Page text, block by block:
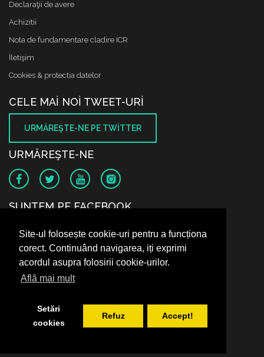
Site-ul folosește cookie-uri pentru a funcționa
corect. Continuând navigarea, iți exprimi
acordul asupra folosirii cookie-urilor.
Află mai mult
Setări
cookies
Refuz Accept!
Declaraţii de avere
Achizitii
Nota de fundamentare cladire ICR
İletişim
Cookies & protectia datelor
CELE MAI NOI TWEET-URI
URMĂREŞTE-NE PE TWITTER
URMĂREŞTE-NE
SUNTEM PE FACEBOOK